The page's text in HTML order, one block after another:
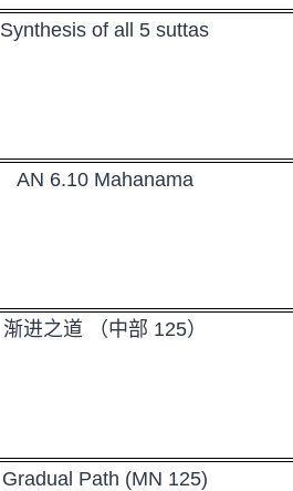
Synthesis of all 5 suttas
AN 6.10 Mahanama
渐进之道 （中部 125）
Gradual Path (MN 125)